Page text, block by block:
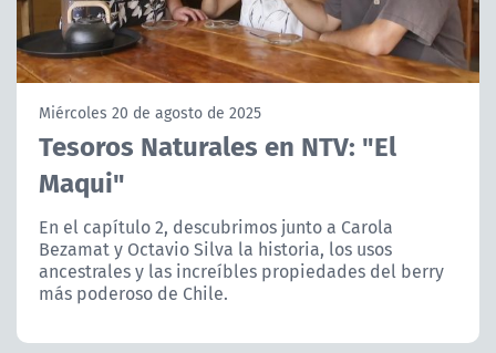
TELESERIES
ACTUALIDAD Y TENDENCIAS
CORPORATIVO Y TRANSPARENCIA
CANAL DE DENUNCIAS
Miércoles 20 de agosto de 2025
Tesoros Naturales en NTV: "El
Maqui"
En el capítulo 2, descubrimos junto a Carola
Bezamat y Octavio Silva la historia, los usos
ancestrales y las increíbles propiedades del berry
más poderoso de Chile.